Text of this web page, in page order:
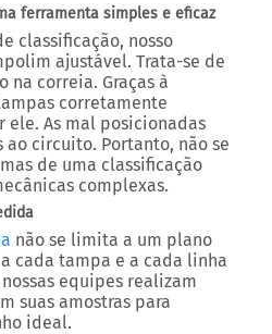
ferramenta simples e eficaz
classificação, nosso
ajustável. Trata-se de
na correia. Graças à
corretamente
ele. As mal posicionadas
ao circuito. Portanto, não se
de uma classificação
complexas.
não se limita a um plano
cada tampa e a cada linha
equipes realizam
suas amostras para
ideal.